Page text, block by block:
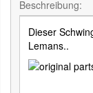
Beschreibung:
Dieser
Lemans..